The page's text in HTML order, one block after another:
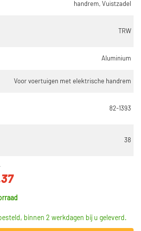
handrem, Vuistzadel
TRW
Aluminium
Voor voertuigen met elektrische handrem
82-1393
38
binnen 2 werkdagen bij u geleverd.